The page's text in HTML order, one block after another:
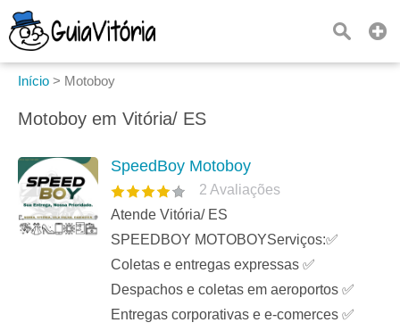
Início > Motoboy
Motoboy em Vitória/ ES
SpeedBoy Motoboy
2 Avaliações
Atende Vitória/ ES
SPEEDBOY MOTOBOYServiços:✅
Coletas e entregas expressas ✅
Despachos e coletas em aeroportos ✅
Entregas corporativas e e-comerces ✅